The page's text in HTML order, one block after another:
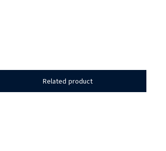
Related product